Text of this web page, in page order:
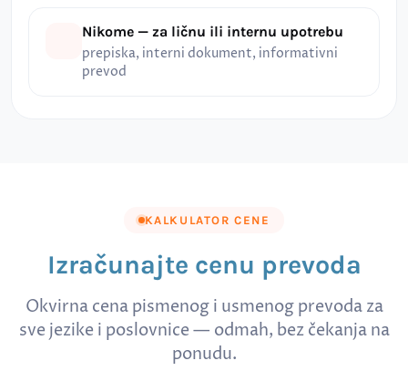
Nikome — za ličnu ili internu upotrebu
prepiska, interni dokument, informativni
prevod
KALKULATOR CENE
Izračunajte cenu prevoda
Okvirna cena pismenog i usmenog prevoda za
sve jezike i poslovnice — odmah, bez čekanja na
ponudu.